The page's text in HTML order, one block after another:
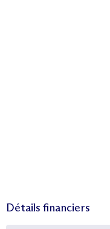
Détails financiers